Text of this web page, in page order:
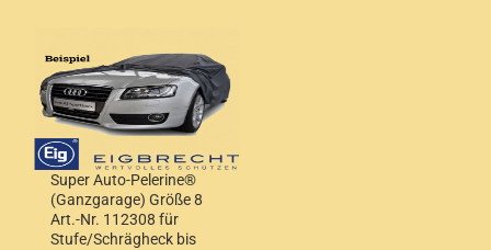
Super Auto-Pelerine®
(Ganzgarage) Größe 8
Art.-Nr. 112308 für
Stufe/Schrägheck bis